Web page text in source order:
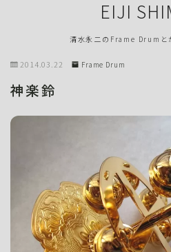
EIJI
清水永二のFrame Drumと
2014.03.22 Frame Drum
神楽鈴